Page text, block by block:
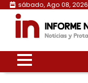
Skip
content
sábado, Ago 08, 2026